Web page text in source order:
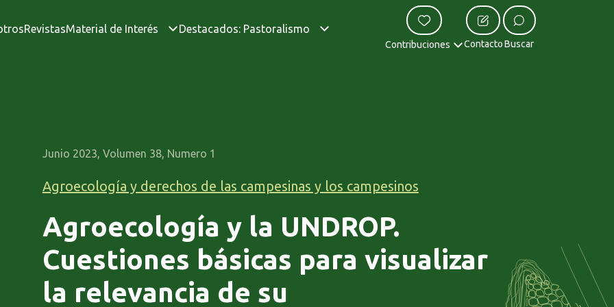
RevistasMaterial de Interés Destacados: Pastoralismo
Contribuciones Contacto Buscar
Junio 2023, Volumen 38, Numero 1
Agroecología y derechos de las campesinas y los campesinos
Agroecología y la UNDROP.
Cuestiones básicas para visualizar
la relevancia de su